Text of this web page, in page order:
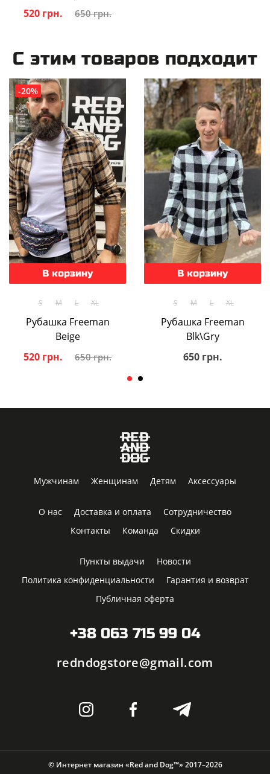
520 грн.
650 грн.
С этим товаров подходит
-20%
В корзину
S M L XL
Рубашка Freeman
Beige
520 грн.
650 грн.
В корзину
S M L XL
Рубашка Freeman
Blk\Gry
650 грн.
Мужчинам Женщинам Детям Аксессуары
О нас Доставка и оплата
Сотрудничество
Контакты
Команда Скидки
Пункты выдачи
Новости
Политика конфиденциальности
Гарантия и возврат
Публичная оферта
+38 063 715 99 04
redndogstore@gmail.com
© Интернет магазин «Red and Dog™» 2017–2026